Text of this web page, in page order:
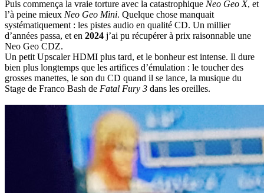
Puis commença la vraie torture avec la catastrophique Neo Geo X, et
l’à peine mieux Neo Geo Mini. Quelque chose manquait
systématiquement : les pistes audio en qualité CD. Un millier
d’années passa, et en 2024 j’ai pu récupérer à prix raisonnable une
Neo Geo CDZ.
Un petit Upscaler HDMI plus tard, et le bonheur est intense. Il dure
bien plus longtemps que les artifices d’émulation : le toucher des
grosses manettes, le son du CD quand il se lance, la musique du
Stage de Franco Bash de Fatal Fury 3 dans les oreilles.